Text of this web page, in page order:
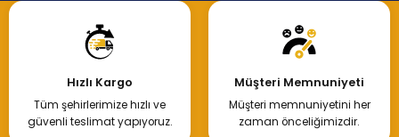
Hızlı Kargo
Tüm şehirlerimize hızlı ve
güvenli teslimat yapıyoruz.
Müşteri Memnuniyeti
Müşteri memnuniyetini her
zaman önceliğimizdir.